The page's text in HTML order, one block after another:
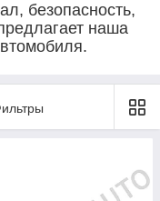
безопасность,
наша